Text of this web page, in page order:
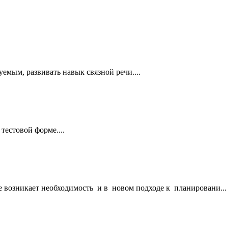
развивать навык связной речи....
форме....
необходимость и в новом подходе к планировани...